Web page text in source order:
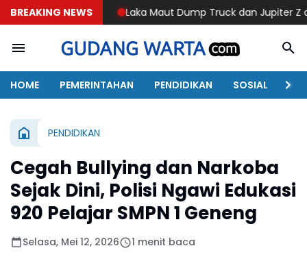
BREAKING NEWSLaka Maut Dump Truck dan Jupiter Z di Sawoo
HOME PEMERINTAHAN PENDIDIKAN SOSIAL
PENDIDIKAN
Cegah Bullying dan Narkoba
Sejak Dini, Polisi Ngawi Edukasi
920 Pelajar SMPN 1 Geneng
Selasa, Mei 12, 2026 1 menit baca